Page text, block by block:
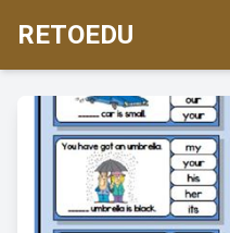
RETOEDU